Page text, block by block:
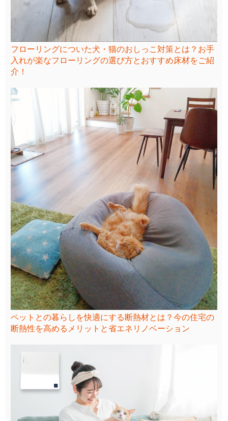
フローリングについた犬・猫のおしっこ対策とは？お手
入れが楽なフローリングの選び方とおすすめ床材をご紹
介！
ペットとの暮らしを快適にする断熱材とは？今の住宅の
断熱性を高めるメリットと省エネリノベーション